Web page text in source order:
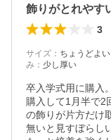
飾りがとれやす
3
サイズ ： ちょうどよい
み ： 少し厚い
卒入学式用に購入。
購入して1月半で2
の飾りが片方だけ
無いと見すぼらし